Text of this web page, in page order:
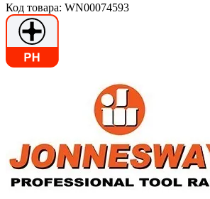
Код товара: WN00074593